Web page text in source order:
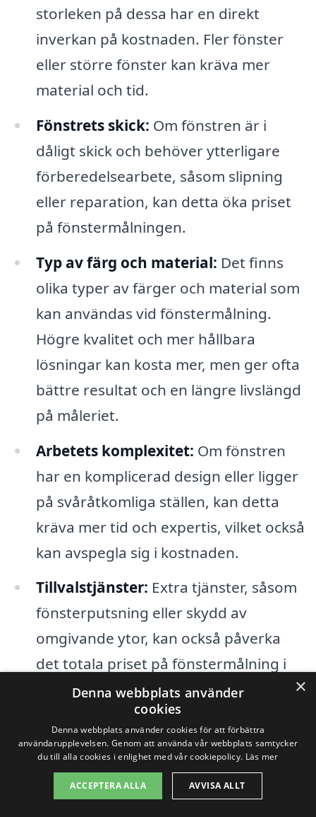
storleken på dessa har en direkt
inverkan på kostnaden. Fler fönster
eller större fönster kan kräva mer
material och tid.
Fönstrets skick: Om fönstren är i
dåligt skick och behöver ytterligare
förberedelsearbete, såsom slipning
eller reparation, kan detta öka priset
på fönstermålningen.
Typ av färg och material: Det finns
olika typer av färger och material som
kan användas vid fönstermålning.
Högre kvalitet och mer hållbara
lösningar kan kosta mer, men ger ofta
bättre resultat och en längre livslängd
på måleriet.
Arbetets komplexitet: Om fönstren
har en komplicerad design eller ligger
på svåråtkomliga ställen, kan detta
kräva mer tid och expertis, vilket också
kan avspegla sig i kostnaden.
Tillvalstjänster: Extra tjänster, såsom
fönsterputsning eller skydd av
omgivande ytor, kan också påverka
det totala priset på fönstermålning i
Norrfjärden.
För att få en bra översikt över priserna för
fönstermålning är det en bra idé att
begära flera offerter från olika
×
Denna webbplats använder
cookies
Denna webbplats använder cookies för att förbättra
användarupplevelsen. Genom att använda vår webbplats samtycker
du till alla cookies i enlighet med vår cookiepolicy. Läs mer
ACCEPTERA ALLA AVVISA ALLT